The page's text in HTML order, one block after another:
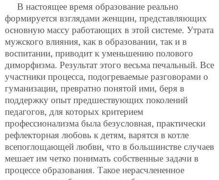
В настоящее время образование реально
формируется взглядами женщин, представляющих
основную массу работающих в этой системе. Утрата
мужского влияния, как в образовании, так и в
воспитании, приводит к уменьшению полового
диморфизма. Результат этого весьма печальный. Все
участники процесса, подогреваемые разговорами о
гуманизации, превратно понятой ими, беря в
поддержку опыт предшествующих поколений
педагогов, для которых критерием
профессионализма была безусловная, практически
рефлекторная любовь к детям, варятся в котле
всепоглощающей любви, что в большинстве случаев
мешает им четко понимать собственные задачи в
процессе образования. Такое нерасчлененное